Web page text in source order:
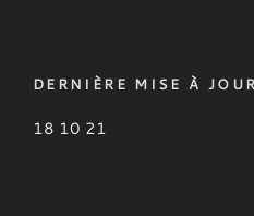
DERNIÈRE MISE À
18 10 21